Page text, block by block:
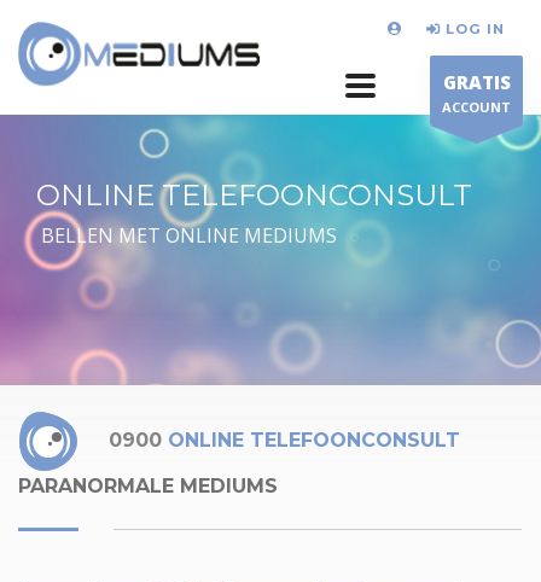
LOG IN
GRATIS
ACCOUNT
ONLINE TELEFOONCONSULT
BELLEN MET ONLINE MEDIUMS
0900 ONLINE TELEFOONCONSULT
PARANORMALE MEDIUMS